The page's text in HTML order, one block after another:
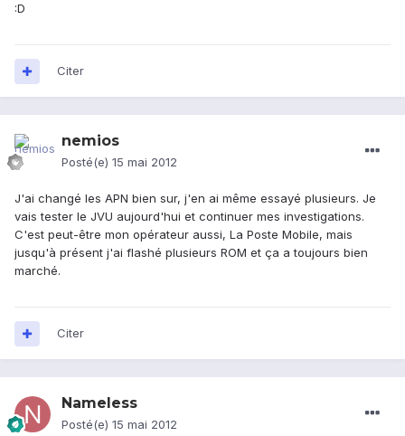
:D
Citer
nemios
Posté(e) 15 mai 2012
J'ai changé les APN bien sur, j'en ai même essayé plusieurs. Je
vais tester le JVU aujourd'hui et continuer mes investigations.
C'est peut-être mon opérateur aussi, La Poste Mobile, mais
jusqu'à présent j'ai flashé plusieurs ROM et ça a toujours bien
marché.
Citer
Nameless
Posté(e) 15 mai 2012